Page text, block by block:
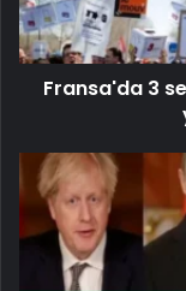
Fransa'da 3